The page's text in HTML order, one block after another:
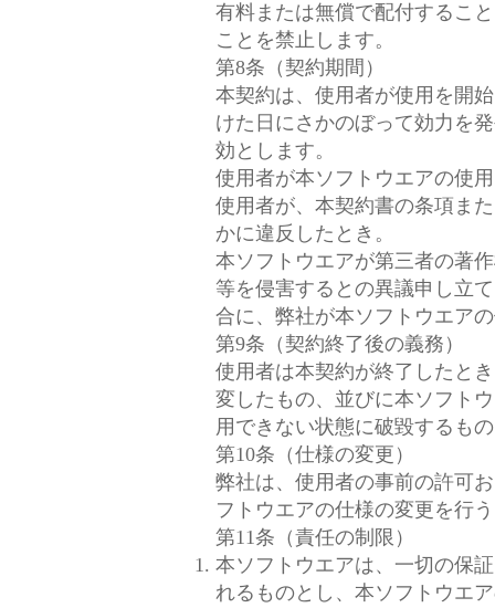
有料または無償で配付するこ
ことを禁止します。
第8条（契約期間）
本契約は、使用者が使用を開
けた日にさかのぼって効力を
効とします。
使用者が本ソフトウエアの使
使用者が、本契約書の条項ま
かに違反したとき。
本ソフトウエアが第三者の著
等を侵害するとの異議申し立
合に、弊社が本ソフトウエア
第9条（契約終了後の義務）
使用者は本契約が終了したと
変したもの、並びに本ソフト
用できない状態に破毀するも
第10条（仕様の変更）
弊社は、使用者の事前の許可
フトウエアの仕様の変更を行
第11条（責任の制限）
本ソフトウエアは、一切の保
れるものとし、本ソフトウエ